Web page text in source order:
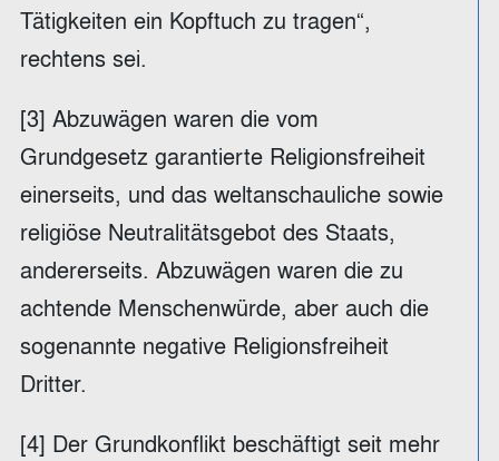
Tätigkeiten ein Kopftuch zu tragen“,
rechtens sei.
[3] Abzuwägen waren die vom
Grundgesetz garantierte Religionsfreiheit
einerseits, und das weltanschauliche sowie
religiöse Neutralitätsgebot des Staats,
andererseits. Abzuwägen waren die zu
achtende Menschenwürde, aber auch die
sogenannte negative Religionsfreiheit
Dritter.
[4] Der Grundkonflikt beschäftigt seit mehr